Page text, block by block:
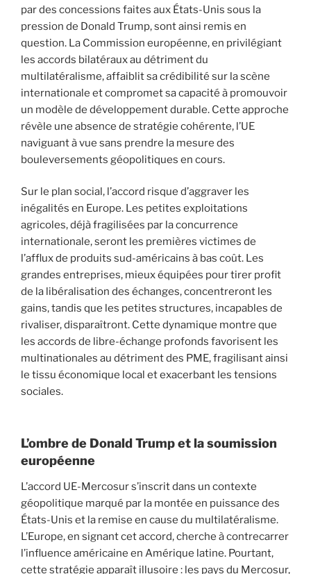
par des concessions faites aux États-Unis sous la
pression de Donald Trump, sont ainsi remis en
question. La Commission européenne, en privilégiant
les accords bilatéraux au détriment du
multilatéralisme, affaiblit sa crédibilité sur la scène
internationale et compromet sa capacité à promouvoir
un modèle de développement durable. Cette approche
révèle une absence de stratégie cohérente, l’UE
naviguant à vue sans prendre la mesure des
bouleversements géopolitiques en cours.
Sur le plan social, l’accord risque d’aggraver les
inégalités en Europe. Les petites exploitations
agricoles, déjà fragilisées par la concurrence
internationale, seront les premières victimes de
l’afflux de produits sud-américains à bas coût. Les
grandes entreprises, mieux équipées pour tirer profit
de la libéralisation des échanges, concentreront les
gains, tandis que les petites structures, incapables de
rivaliser, disparaîtront. Cette dynamique montre que
les accords de libre-échange profonds favorisent les
multinationales au détriment des PME, fragilisant ainsi
le tissu économique local et exacerbant les tensions
sociales.
L’ombre de Donald Trump et la soumission
européenne
L’accord UE-Mercosur s’inscrit dans un contexte
géopolitique marqué par la montée en puissance des
États-Unis et la remise en cause du multilatéralisme.
L’Europe, en signant cet accord, cherche à contrecarrer
l’influence américaine en Amérique latine. Pourtant,
cette stratégie apparaît illusoire : les pays du Mercosur,